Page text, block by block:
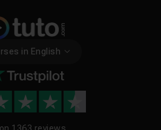
in English